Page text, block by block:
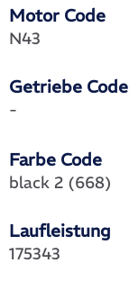
Motor Code
Getriebe Code
N43
-
Farbe Code
Laufleistung
black 2 (668)
175343